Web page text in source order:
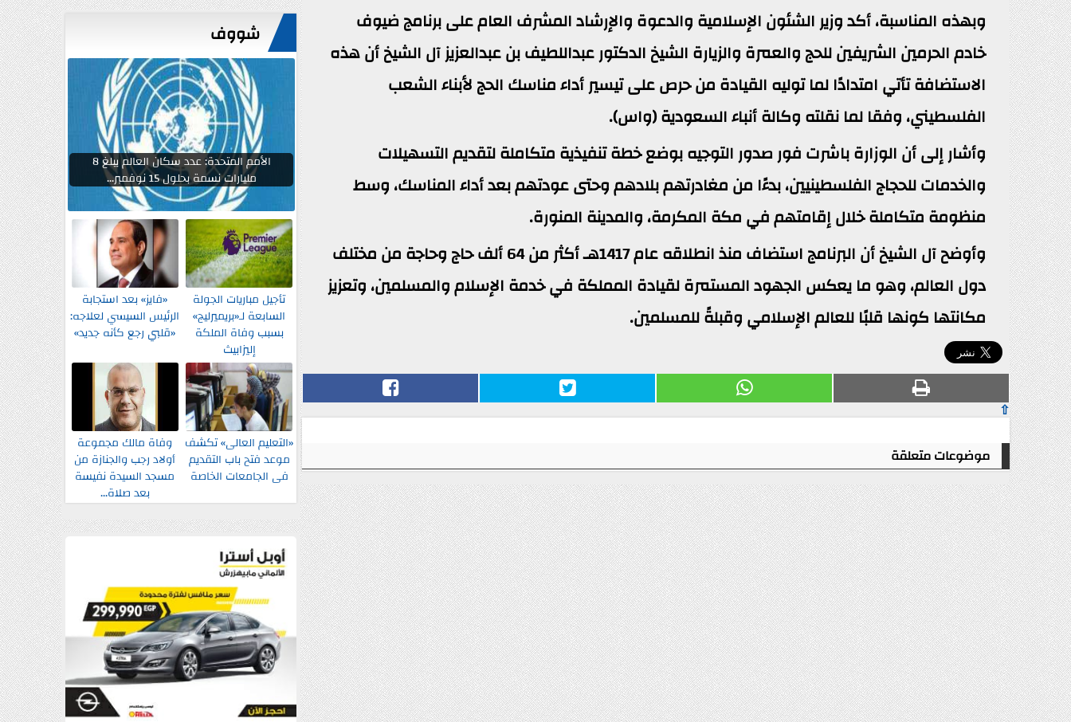
وبهذه المناسبة، أكد وزير الشئون الإسلامية والدعوة والإرشاد المشرف العام على برنامج ضيوف
خادم الحرمين الشريفين للحج والعمرة والزيارة الشيخ الدكتور عبداللطيف بن عبدالعزيز آل الشيخ أن هذه
الاستضافة تأتي امتدادًا لما توليه القيادة من حرص على تيسير أداء مناسك الحج لأبناء الشعب
الفلسطيني، وفقا لما نقلته وكالة أنباء السعودية (واس).
وأشار إلى أن الوزارة باشرت فور صدور التوجيه بوضع خطة تنفيذية متكاملة لتقديم التسهيلات
والخدمات للحجاج الفلسطينيين، بدءًا من مغادرتهم بلادهم وحتى عودتهم بعد أداء المناسك، وسط
منظومة متكاملة خلال إقامتهم في مكة المكرمة، والمدينة المنورة.
وأوضح آل الشيخ أن البرنامج استضاف منذ انطلاقه عام 1417هـ أكثر من 64 ألف حاج وحاجة من مختلف
دول العالم، وهو ما يعكس الجهود المستمرة لقيادة المملكة في خدمة الإسلام والمسلمين، وتعزيز
مكانتها كونها قلبًا للعالم الإسلامي وقبلةً للمسلمين.
⇧
موضوعات متعلقة
شووف
الأمم المتحدة: عدد سكان العالم يبلغ 8
مليارات نسمة بحلول 15 نوفمبر...
تأجيل مباريات الجولة
السابعة لـ«بريميرليج»
بسبب وفاة الملكة
إليزابيث
«فايز» بعد استجابة
الرئيس السيسي لعلاجه:
«قلبي رجع كأنه جديد»
«التعليم العالى» تكشف
موعد فتح باب التقديم
فى الجامعات الخاصة
وفاة مالك مجموعة
أولاد رجب والجنازة من
مسجد السيدة نفيسة
بعد صلاة...